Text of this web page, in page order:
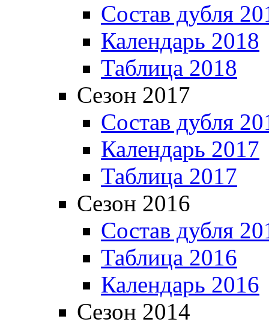
Состав дубля
Календарь 2018
Таблица 2018
Сезон 2017
Состав дубля
Календарь 2017
Таблица 2017
Сезон 2016
Состав дубля
Таблица 2016
Календарь 2016
Сезон 2014